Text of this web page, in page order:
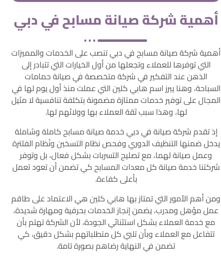
أهمية شركة صيانة مسابح في دبي
أهمية شركة صيانة مسابح في دبي تنصب على الخدمات والمميزات
التي توفرها للعملاء وتجعلها من أول الخيارات التي تتبادر إلى
الذهن عند التفكير في شركة متخصصة في صيانة حمامات
السباحة، وهنا يبرز اسم هابي كلين التي عملت منذ أول يوم لها في
المجال على توفير خدمات ممتازة مضمونة بتكلفة تنافسية لا مثيل
لها، وهذا سبب ثقة العملاء بها وولائهم لها.
إذ تقدم شركة صيانة في دبي خدمة صيانة مسابح كاملة وشاملة
يدخل ضمنها التنظيف الدوري وفحص نظام التسخين ونْظام الفلترة
وعمل صيانة لهما، مع تصليح التسربات بشكل فعال، بل وتوفر
شركتنا خدمة صيانة كل معدات المسابح كي تضمن أن تعود تعمل
بأعلى كفاءة.
ومن أهم الأمور التي تمتاز بها هابي كلين هي الاعتماد على طاقم
عمل مؤهل ومدرب، يضمن إنجاز الخدمات بحرفية ومهارة شديدة،
مع خدمة العملاء بشكل استثنائي الجودة، لأن الشركة تهتم بأن
تتفاعل مع العملاء وبأن تلبي كل متطلباتهم بشكل دقيق، كي
تضمن في النهاية رضاهم بصورة تامة.